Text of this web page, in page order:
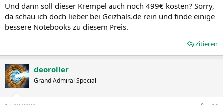
Und dann soll dieser Krempel auch noch 499€ kosten? Sorry,
da schau ich doch lieber bei Geizhals.de rein und finde einige
bessere Notebooks zu diesem Preis.
Zitieren
deoroller
Grand Admiral Special